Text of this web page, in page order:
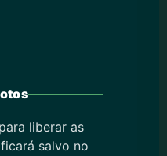
liberar as
salvo no